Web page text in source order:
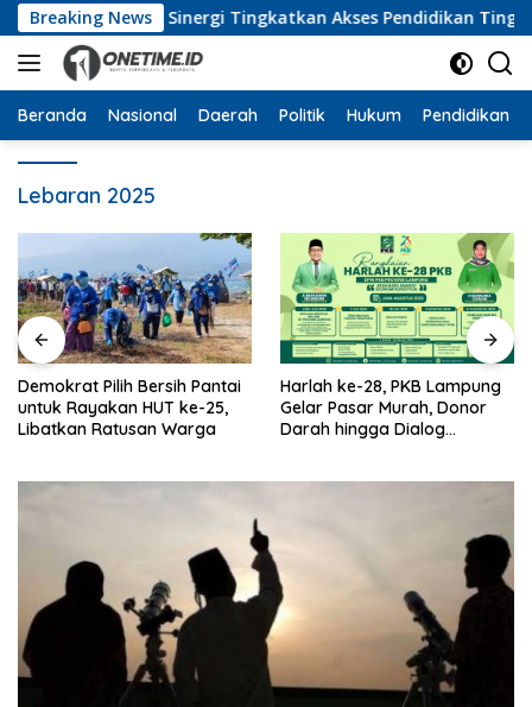
Langsung
ke
konten
Breaking News
Perkuat Sinergi Tingkatkan Akses Pendidikan Tinggi
Beranda Nasional Daerah Politik Hukum Pendidikan
Lebaran 2025
Demokrat Pilih Bersih Pantai
untuk Rayakan HUT ke-25,
Libatkan Ratusan Warga
Harlah ke-28, PKB Lampung
Gelar Pasar Murah, Donor
Darah hingga Dialog